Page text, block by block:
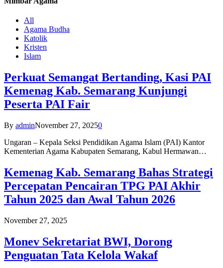
All
Agama Budha
Katolik
Kristen
Islam
Perkuat Semangat Bertanding, Kasi PAI
Kemenag Kab. Semarang Kunjungi
Peserta PAI Fair
By adminNovember 27, 20250
Ungaran – Kepala Seksi Pendidikan Agama Islam (PAI) Kantor
Kementerian Agama Kabupaten Semarang, Kabul Hermawan…
Kemenag Kab. Semarang Bahas Strategi
Percepatan Pencairan TPG PAI Akhir
Tahun 2025 dan Awal Tahun 2026
November 27, 2025
Monev Sekretariat BWI, Dorong
Penguatan Tata Kelola Wakaf